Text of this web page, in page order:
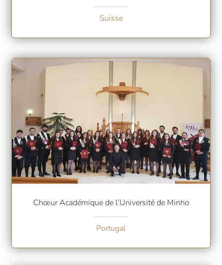
Suisse
Chœur Académique de l’Université de Minho
Portugal